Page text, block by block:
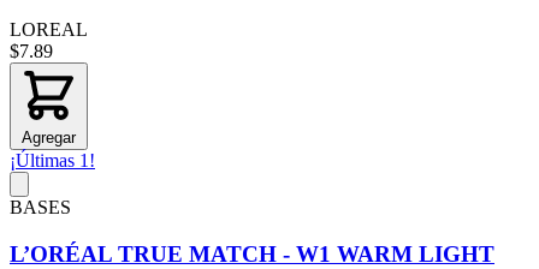
LOREAL
$7.89
Agregar
¡Últimas 1!
BASES
L’ORÉAL TRUE MATCH - W1 WARM LIGHT